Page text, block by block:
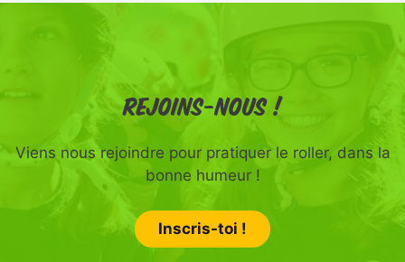
Rejoins-nous !
Viens nous rejoindre pour pratiquer le roller, dans la
bonne humeur !
Inscris-toi !